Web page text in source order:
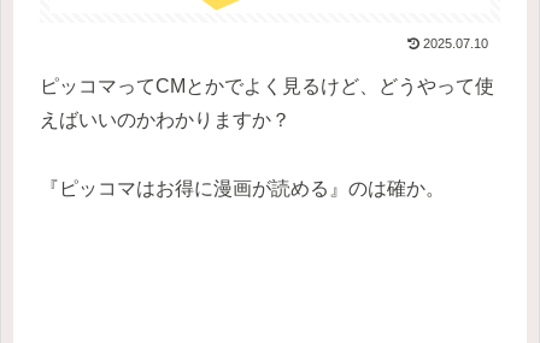
2025.07.10
ピッコマってCMとかでよく見るけど、どうやって使
えばいいのかわかりますか？
『ピッコマはお得に漫画が読める』のは確か。